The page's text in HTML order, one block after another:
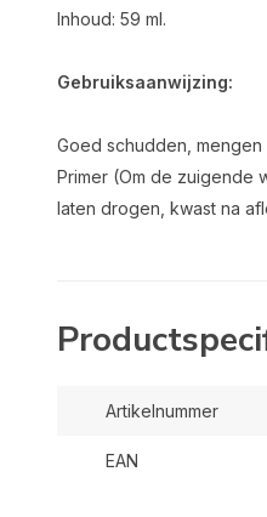
Inhoud: 59 ml.
Gebruiksaanwijzing:
Goed schudden,
Primer (Om de zuigende
laten drogen, kwast na
Artikelnummer
EAN